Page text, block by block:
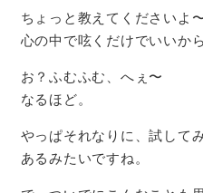
ちょっと教えてくださいよ
心の中で呟くだけでいいか
お？ふむふむ、へぇ〜
なるほど。
やっぱそれなりに、試して
あるみたいですね。